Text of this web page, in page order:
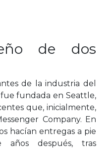
de dos
de la industria del
fundada en Seattle,
que, inicialmente,
Company. En
hacían entregas a pie
después, tras